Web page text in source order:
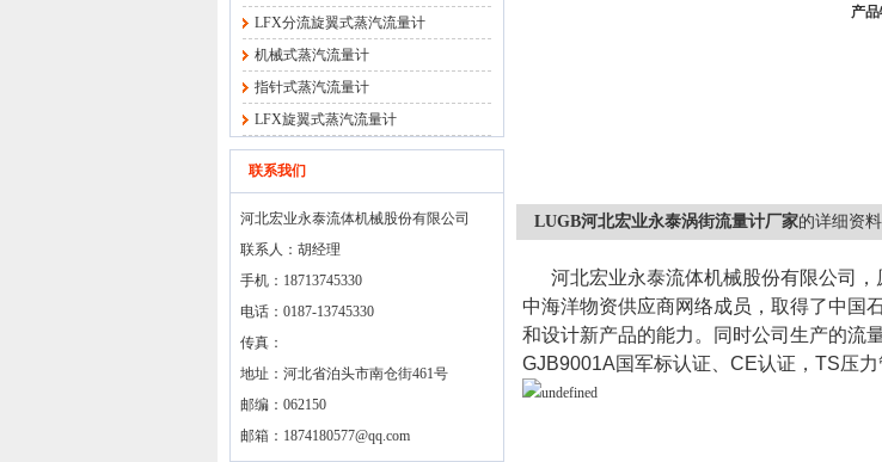
LFX分流旋翼式蒸汽流量计
机械式蒸汽流量计
指针式蒸汽流量计
LFX旋翼式蒸汽流量计
联系我们
河北宏业永泰流体机械股份有限公司
联系人：胡经理
手机：18713745330
电话：0187-13745330
传真：
地址：河北省泊头市南仓街461号
邮编：062150
邮箱： 1874180577@qq.com
产品
LUGB河北宏业永泰涡街流量计厂家的详细资料
河北宏业永泰流体机械股份有限公司，
中海洋物资供应商网络成员，取得了中国
和设计新产品的能力。同时公司生产的流
GJB9001A国军标认证、CE认证，TS压力